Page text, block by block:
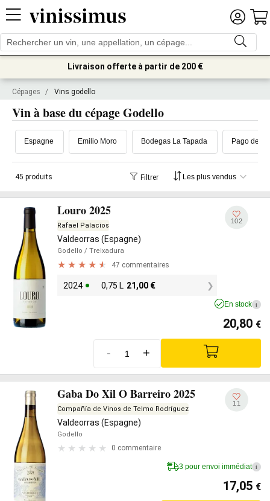
Livraison offerte à partir de 200 €
Cépages / Vins godello
Vin à base du cépage Godello
Espagne Emilio Moro Bodegas La Tapada Pago de
45 produits Filtrer
Louro 2025
Rafael Palacios
Valdeorras (Espagne)
Godello / Treixadura
47 commentaires
2024 0,75 L 21,00 €
102
En stock i
20,80 €
- +
Gaba Do Xil O Barreiro 2025
Compañía de Vinos de Telmo Rodríguez
Valdeorras (Espagne)
Godello
0 commentaire
11
3 pour envoi immédiat i
17,05 €